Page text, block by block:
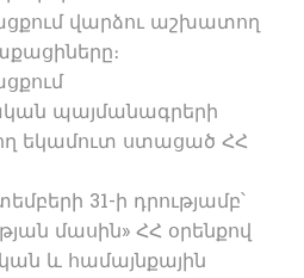
վարձու աշխատող
պայմանագրերի
եկամուտ ստացած ՀՀ
31-ի դրությամբ՝
մասին» ՀՀ օրենքով
և համայնքային